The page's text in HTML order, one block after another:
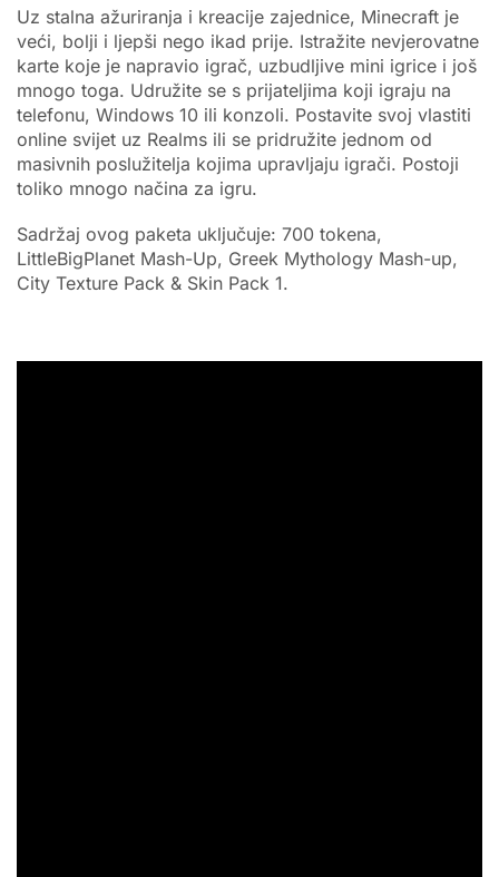
Uz stalna ažuriranja i kreacije zajednice, Minecraft je
veći, bolji i ljepši nego ikad prije. Istražite nevjerovatne
karte koje je napravio igrač, uzbudljive mini igrice i još
mnogo toga. Udružite se s prijateljima koji igraju na
telefonu, Windows 10 ili konzoli. Postavite svoj vlastiti
online svijet uz Realms ili se pridružite jednom od
masivnih poslužitelja kojima upravljaju igrači. Postoji
toliko mnogo načina za igru.
Sadržaj ovog paketa uključuje: 700 tokena,
LittleBigPlanet Mash-Up, Greek Mythology Mash-up,
City Texture Pack & Skin Pack 1.